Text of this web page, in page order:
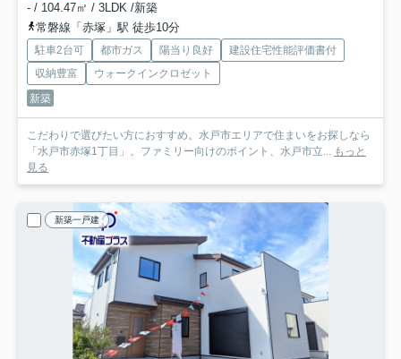
- / 104.47㎡ / 3LDK /新築
常磐線「赤塚」駅 徒歩10分
駐車2台可 都市ガス 陽当り良好
建設住宅性能評価書付
収納豊富
ウォークインクロゼット
新築
こだわりで選びたい方におすすめ。水戸市エリアで住まいをお探しなら
「水戸市赤塚1丁目」。ファミリー向けのポイント、水戸市立... もっと
見る
新築一戸建